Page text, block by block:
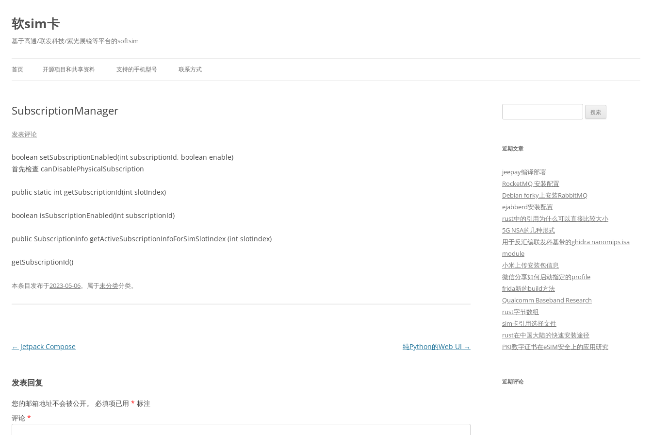
软sim卡
基于高通/联发科技/紫光展锐等平台的softsim
首页 开源项目和共享资料 支持的手机型号 联系方式
SubscriptionManager
发表评论
boolean setSubscriptionEnabled(int subscriptionId, boolean enable)
首先检查 canDisablePhysicalSubscription
public static int getSubscriptionId(int slotIndex)
boolean isSubscriptionEnabled(int subscriptionId)
public SubscriptionInfo getActiveSubscriptionInfoForSimSlotIndex (int slotIndex)
getSubscriptionId()
本条目发布于2023-05-06。属于未分类分类。
文
航
← Jetpack Compose 纯Python的Web UI →
发表回复
您的邮箱地址不会被公开。 必填项已用 * 标注
评论 *
索：
近期文章
jeepay编译部署
RocketMQ 安装配置
Debian forky上安装RabbitMQ
ejabberd安装配置
rust中的引用为什么可以直接比较大小
5G NSA的几种形式
用于反汇编联发科基带的ghidra nanomips isa
module
小米上传安装包信息
微信分享如何启动指定的profile
frida新的build方法
Qualcomm Baseband Research
rust字节数组
sim卡引用选择文件
rust在中国大陆的快速安装途径
PKI数字证书在eSIM安全上的应用研究
近期评论